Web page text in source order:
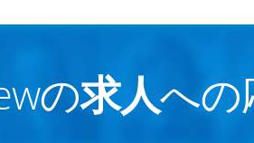
の求人への